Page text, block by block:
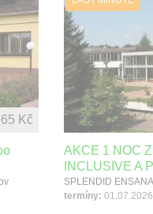
Kč
AKCE 1 NOC
INCLUSIVE A
termíny: